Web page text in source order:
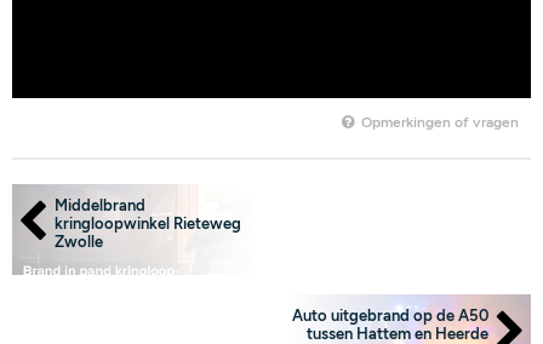
Opmerkingen of vragen
Middelbrand
kringloopwinkel Rieteweg
Zwolle
Auto uitgebrand op de A50
tussen Hattem en Heerde